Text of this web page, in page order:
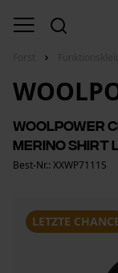
LETZTE
Woolpower
Merino Shirt
Best-Nr.: XXWP7111S